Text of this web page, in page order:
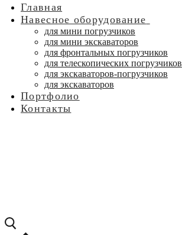
Главная
Навесное оборудование
для мини погрузчиков
для мини экскаваторов
для фронтальных погрузчиков
для телескопических погрузчиков
для экскаваторов-погрузчиков
для экскаваторов
Портфолио
Контакты